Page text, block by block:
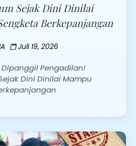
Sejak Dini Dinilai
Berkepanjangan
Juli 19, 2026
Pengadilan!
Dini Dinilai Mampu